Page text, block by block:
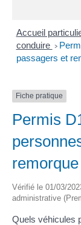
Accueil
conduire >
passagers et
Fiche pratique
Permis
Vérifié le 01/03/
administrative
Quels véhicules